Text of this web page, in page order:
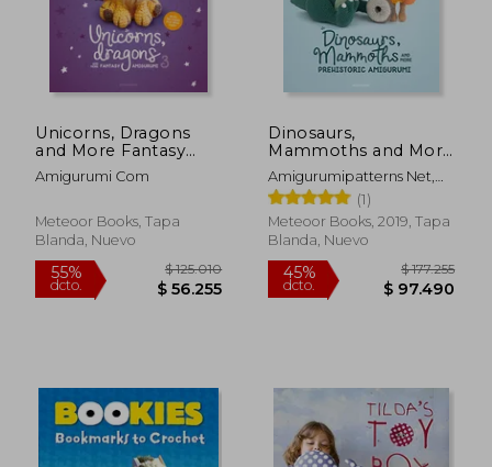
55%
dcto. $ 58.182
55%
dcto. $
Unicorns, Dragons
and More Fantasy
Amigurumi 3: Bring
14 Wondrous
(Unicorns, Dragons
and More Amigurumi)
Amigurumi Com
Meteoor Books, Tapa
Blanda, Nuevo
Dinosaurs,
Mammoths and More
Prehistoric
Amigurumi: Unearth
14 Awesome Designs
(en Inglés)
Amigurumipatterns Net,
Amigurumipatterns ;
Vermeiren, Joke
(1)
Meteoor Books, 2019, Tapa
Blanda, Nuevo